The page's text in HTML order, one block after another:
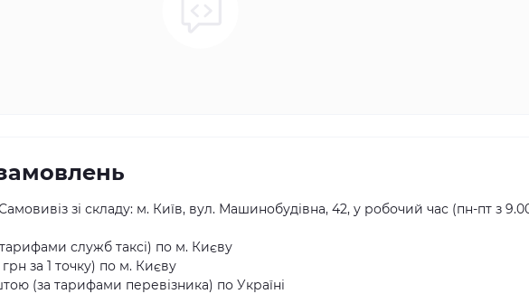
зі складу: м. Київ, вул. Машинобудівна, 42, у робочий час (пн-пт з
тарифами служб таксі) по м. Києву
за 1 точку) по м. Києву
(за тарифами перевізника) по Україні